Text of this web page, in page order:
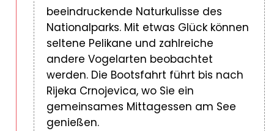
beeindruckende Naturkulisse des
Nationalparks. Mit etwas Glück können
seltene Pelikane und zahlreiche
andere Vogelarten beobachtet
werden. Die Bootsfahrt führt bis nach
Rijeka Crnojevica, wo Sie ein
gemeinsames Mittagessen am See
genießen.